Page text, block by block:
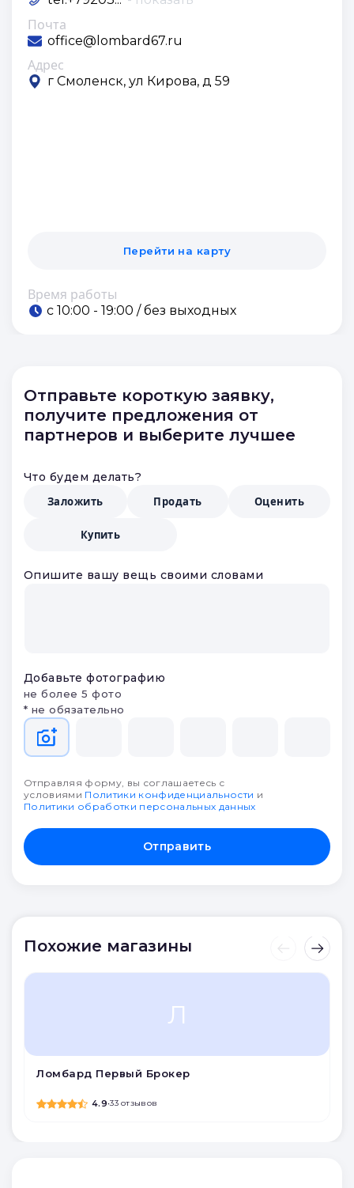
Почта
office@lombard67.ru
Адрес
г Смоленск, ул Кирова, д 59
Перейти на карту
Время работы
c 10:00 - 19:00 / без выходных
Отправьте короткую заявку,
получите предложения от
партнеров и выберите лучшее
Что будем делать?
Заложить
Продать Оценить
Купить
Опишите вашу вещь своими словами
Добавьте фотографию
не более 5 фото
* не обязательно
Отправляя форму, вы соглашаетесь с
условиями Политики конфиденциальности и
Политики обработки персональных данных
Отправить
Похожие магазины
Л
Ломбард Первый Брокер
4.9•33 отзывов